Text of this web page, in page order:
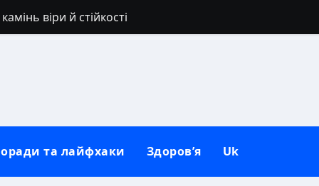
віри й стійкості
точний час і секрети соковитості
прикмети та сучасні реалії
секрети вибору та носіння
та лайфхаки Здоров’я Uk